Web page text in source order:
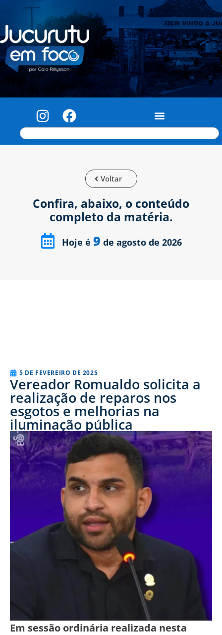
Voltar
Confira, abaixo, o conteúdo
completo da matéria.
Hoje é 9 de agosto de 2026
5 DE FEVEREIRO DE 2025
Vereador Romualdo solicita a
realização de reparos nos
esgotos e melhorias na
iluminação pública
Em sessão ordinária realizada nesta